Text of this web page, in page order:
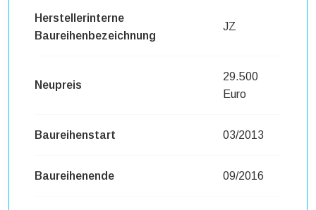
Herstellerinterne
Baureihenbezeichnung
JZ
Neupreis
29.500
Euro
Baureihenstart 03/2013
Baureihenende 09/2016